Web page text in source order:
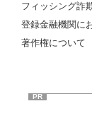
フィッシング詐
登録金融機関に
著作権について
PR